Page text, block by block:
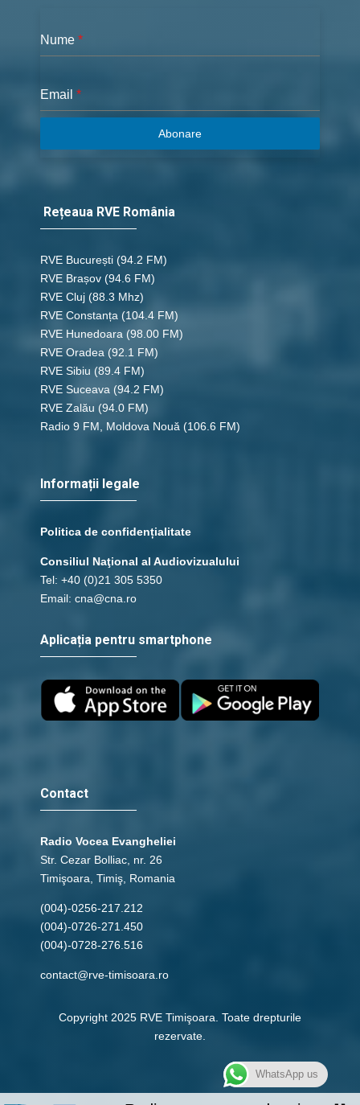
Nume *
Email *
Abonare
Rețeaua RVE România
RVE București (94.2 FM)
RVE Brașov (94.6 FM)
RVE Cluj (88.3 Mhz)
RVE Constanța (104.4 FM)
RVE Hunedoara (98.00 FM)
RVE Oradea (92.1 FM)
RVE Sibiu (89.4 FM)
RVE Suceava (94.2 FM)
RVE Zalău (94.0 FM)
Radio 9 FM, Moldova Nouă (106.6 FM)
Informații legale
Politica de confidențialitate
Consiliul Naţional al Audiovizualului
Tel: +40 (0)21 305 5350
Email: cna@cna.ro
Aplicația pentru smartphone
Contact
Radio Vocea Evangheliei
Str. Cezar Bolliac, nr. 26
Timişoara, Timiş, Romania
(004)-0256-217.212
(004)-0726-271.450
(004)-0728-276.516
contact@rve-timisoara.ro
Copyright 2025 RVE Timişoara. Toate drepturile
rezervate.
WhatsApp us